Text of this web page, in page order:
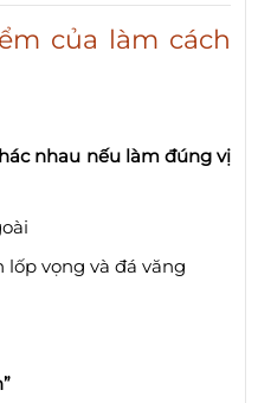
của làm cách
nhau nếu làm đúng vị
vọng và đá văng